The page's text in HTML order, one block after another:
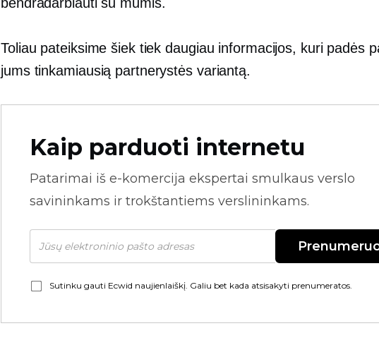
Toliau pateiksime šiek tiek daugiau informacijos, kuri padės
jums tinkamiausią partnerystės variantą.
Kaip parduoti internetu
Patarimai iš e-komercija ekspertai smulkaus verslo
savininkams ir trokštantiems verslininkams.
Sutinku gauti Ecwid naujienlaiškį. Galiu bet kada atsisakyti prenumeratos.